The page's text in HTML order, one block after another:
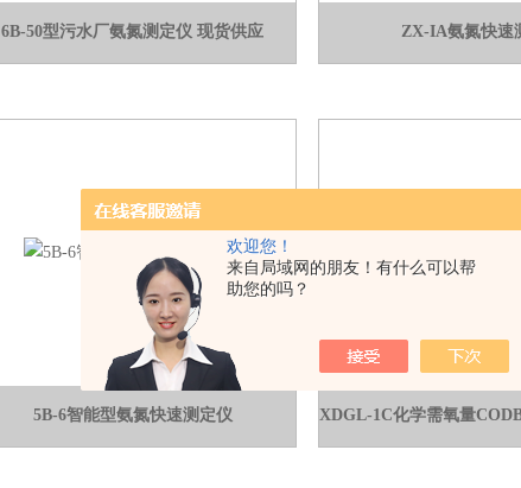
欢迎您！
来自局域网的朋友！有什么可以帮
助您的吗？
6B-50型污水厂氨氮测定仪 现货供应 ZX-IA氨氮快速
5B-6智能型氨氮快速测定仪